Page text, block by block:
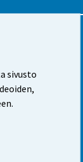
sivusto